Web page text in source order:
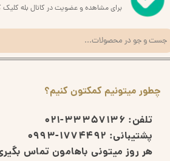
چطور میتونیم کمکتون کنیم؟
تلفن: 33357136-021
پشتیبانی: 1774492-0993
هر روز میتونی باهامون تماس
برای مشاهده و عضویت در کانال بله کلیک